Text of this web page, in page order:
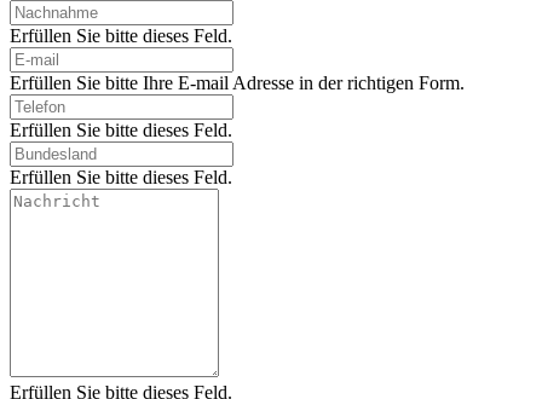
Erfüllen Sie bitte dieses Feld.
Erfüllen Sie bitte Ihre E-mail Adresse in der richtigen Form.
Erfüllen Sie bitte dieses Feld.
Erfüllen Sie bitte dieses Feld.
Erfüllen Sie bitte dieses Feld.